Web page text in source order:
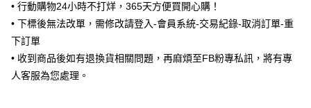
全家取貨付款
每筆NT$65，滿NT$688(含以上)免運費
付款後全家取貨
• 行動購物24小時不打烊，365天方便買開心購！
• 下標後無法改單，需修改請登入-會員系統-交易紀錄-取消訂單-重
下訂單
• 收到商品後如有退換貨相關問題，再麻煩至FB粉專私訊，將有專
人客服為您處理。